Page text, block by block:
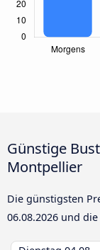
Günstige
Montpellier
Die günstigsten
06.08.2026 und die